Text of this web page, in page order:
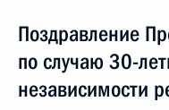
Поздравление
по случаю 30-
независимости